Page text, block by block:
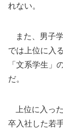
れない。
また、男子
では上位に入
「文系学生」
だ。
上位に入っ
卒入社した若